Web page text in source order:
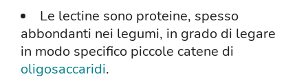
Le lectine sono proteine, spesso
abbondanti nei legumi, in grado di legare
in modo specifico piccole catene di
oligosaccaridi.